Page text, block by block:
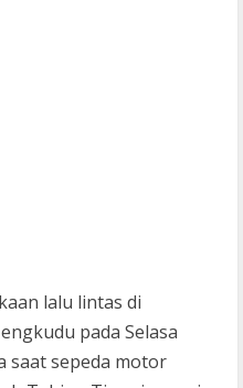
lalu lintas di
pada Selasa
saat sepeda motor